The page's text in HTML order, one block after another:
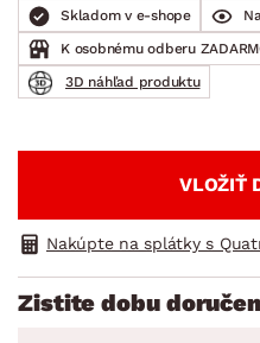
Skladom v e-shope
K osobnému odberu
3D náhľad produktu
VLOŽIŤ
Nakúpte na splátky s
Zistite dobu